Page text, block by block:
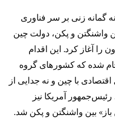
گمانه زنی بر سر فناوری
واشنگتن و پکن، دولت چین
آغاز کرد. این اقدام
شده که کشورهای گروه
با چین و نه جدایی از
آمریکا نیز
بین واشنگتن و پکن شد.